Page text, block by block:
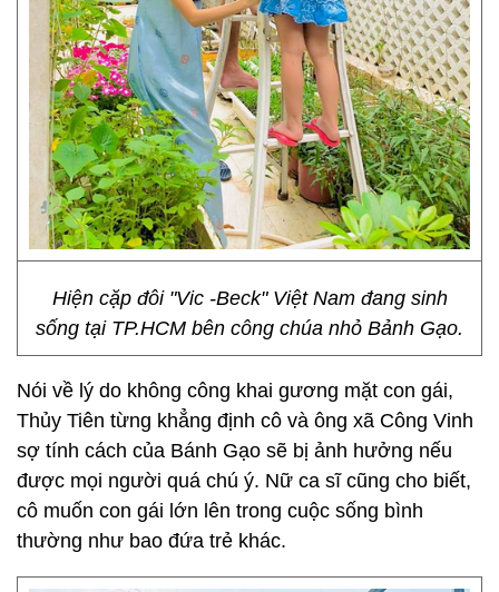
Hiện cặp đôi "Vic -Beck" Việt Nam đang sinh
sống tại TP.HCM bên công chúa nhỏ Bảnh Gạo.
Nói về lý do không công khai gương mặt con gái,
Thủy Tiên từng khẳng định cô và ông xã Công Vinh
sợ tính cách của Bánh Gạo sẽ bị ảnh hưởng nếu
được mọi người quá chú ý. Nữ ca sĩ cũng cho biết,
cô muốn con gái lớn lên trong cuộc sống bình
thường như bao đứa trẻ khác.